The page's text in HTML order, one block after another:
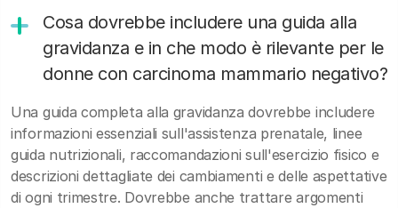
Cosa dovrebbe includere una guida alla
gravidanza e in che modo è rilevante per le
donne con carcinoma mammario negativo?
Una guida completa alla gravidanza dovrebbe includere
informazioni essenziali sull'assistenza prenatale, linee
guida nutrizionali, raccomandazioni sull'esercizio fisico e
descrizioni dettagliate dei cambiamenti e delle aspettative
di ogni trimestre. Dovrebbe anche trattare argomenti